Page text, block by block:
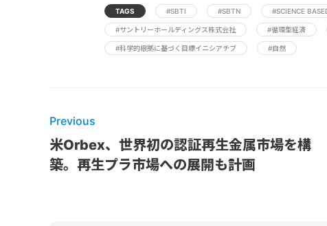
TAGS #SBTI #SBTN #SCIENCE
#サントリーホールディングス株式会社 #循環型経済
#科学的根拠に基づく目標イニシアチブ #自然
Previous
米Orbex、世界初の認証再生金属市場を構
築。再生プラ市場への展開も計画